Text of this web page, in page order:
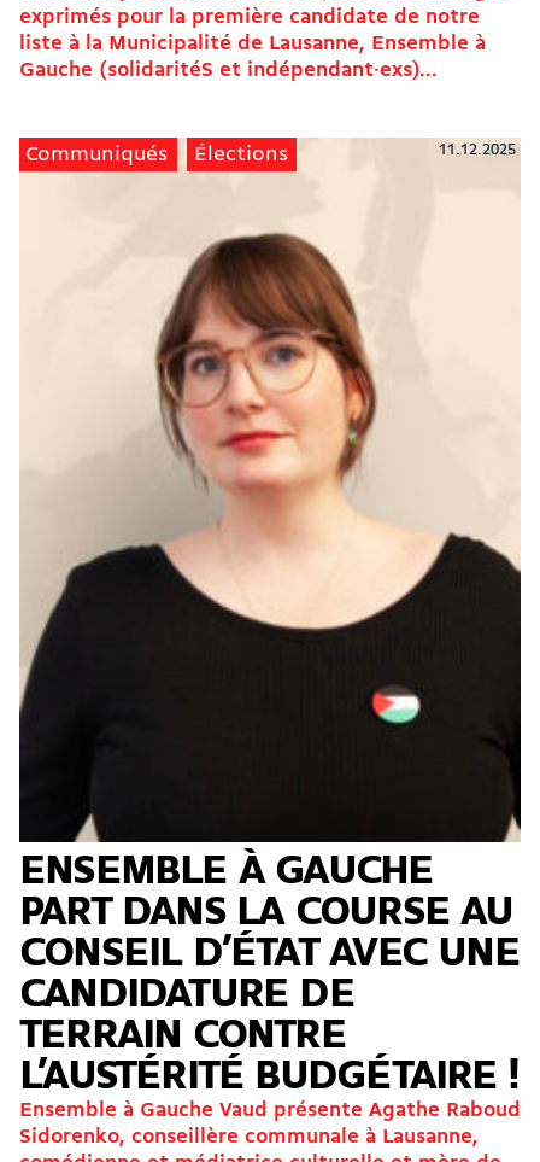
exprimés pour la première candidate de notre
liste à la Municipalité de Lausanne, Ensemble à
Gauche (solidaritéS et indépendant·exs)...
Communiqués Élections 11.12.2025
ENSEMBLE À GAUCHE
PART DANS LA COURSE AU
CONSEIL D’ÉTAT AVEC UNE
CANDIDATURE DE
TERRAIN CONTRE
L’AUSTÉRITÉ BUDGÉTAIRE !
Ensemble à Gauche Vaud présente Agathe Raboud
Sidorenko, conseillère communale à Lausanne,